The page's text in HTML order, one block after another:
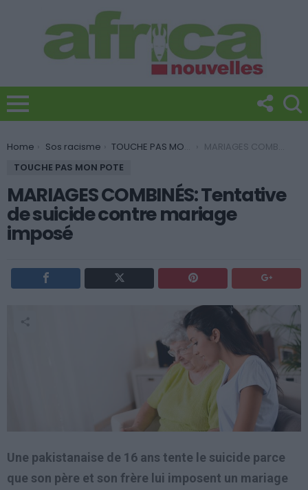
You are here:
Home Sos racisme TOUCHE PAS MON POTE
MARIAGES COMBINÉS: Tentative de suicide contre mariage imposé
TOUCHE PAS MON POTE
MARIAGES COMBINÉS: Tentative
de suicide contre mariage
imposé
Une pakistanaise de 16 ans tente le suicide parce
que son père et son frère lui imposent un mariage